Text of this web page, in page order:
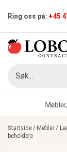
Ring oss på: +45
Startside / Møbler /
beholdere